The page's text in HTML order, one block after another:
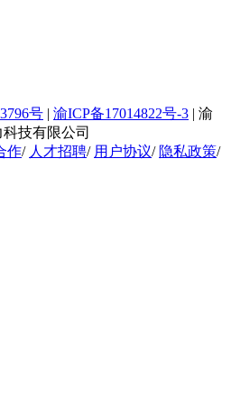
号 | 渝ICP备17014822号-3 | 渝
技有限公司
作/ 人才招聘/ 用户协议/ 隐私政策/